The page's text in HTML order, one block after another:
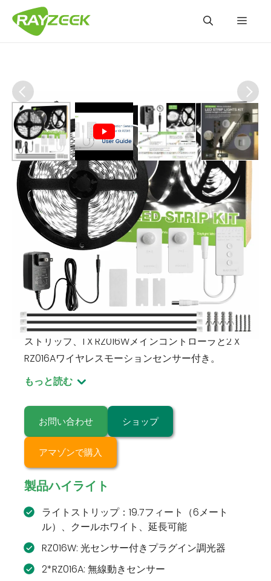
メ
ュ
ー
ワイヤレスコントローラー 2X
モーションセンサーキット 6m
LEDストリップライト付き（クー
ルホワイト）
RZ016A-2-RZ016W-Cold-White
モーションアクティベートライトストリップキッ
ト：クールホワイト19.7′（6メートル）LEDライト
ストリップ、1 X RZ016Wメインコントローラと2 X
RZ016Aワイヤレスモーションセンサー付き。
もっと読む
お問い合わせ ショップ
アマゾンで購入
製品ハイライト
ライトストリップ：19.7フィート（6メート
ル）、クールホワイト、延長可能
RZ016W: 光センサー付きプラグイン調光器
2*RZ016A: 無線動きセンサー